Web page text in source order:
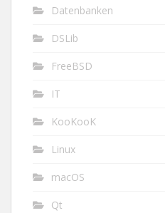
Datenbanken
DSLib
FreeBSD
IT
KooKooK
Linux
macOS
Qt